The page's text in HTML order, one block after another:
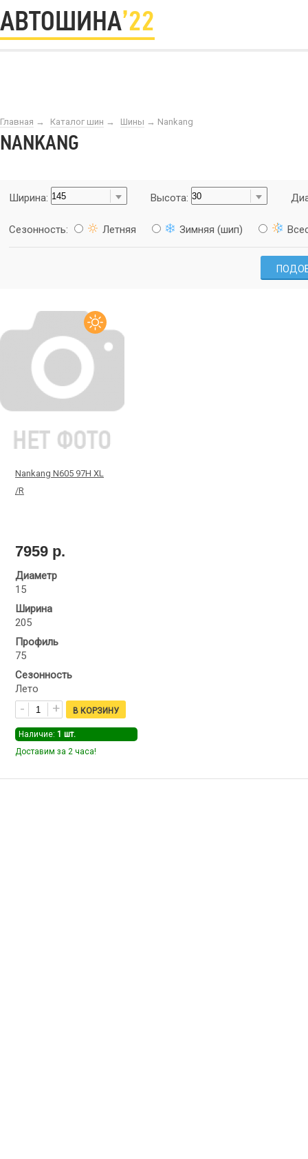
АВТОШИНА’22
Главная → Каталог шин → Шины → Nankang
NANKANG
Ширина: Высота:
Сезонность: Летняя Зимняя (шип)
Nankang N605 97H XL
/R
7959 р.
Диаметр
15
Ширина
205
Профиль
75
Сезонность
Лето
Наличие: 1 шт.
Доставим за 2 часа!